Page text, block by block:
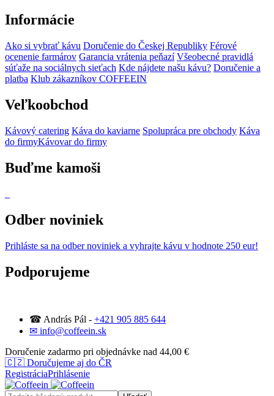
Informácie
Ako si vybrať kávu Doručenie do Českej Republiky Férové
ocenenie farmárov Garancia vrátenia peňazí Všeobecné pravidlá
súťaže na sociálnych sieťach Kde nájdete našu kávu? Doručenie a
platba Klub zákazníkov COFFEEIN
Veľkoobchod
Kávový catering Káva do kaviarne Spolupráca pre obchody Káva
do firmyKávovar do firmy
Buďme kamoši
Odber noviniek
Prihláste sa na odber noviniek a vyhrajte kávu v hodnote 250 eur!
Podporujeme
☎ András Pál - +421 905 885 644
✉ info@coffeein.sk
Doručenie zadarmo pri objednávke nad 44,00 €
🇨🇿 Doručujeme aj do ČR
RegistráciaPrihlásenie